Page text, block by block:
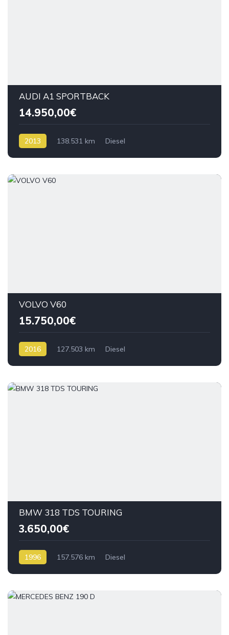
AUDI A1 SPORTBACK
14.950,00€
2013 138.531 km Diesel
VOLVO V60
15.750,00€
2016 127.503 km Diesel
BMW 318 TDS TOURING
3.650,00€
1996 157.576 km Diesel